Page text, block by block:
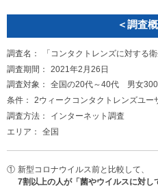
＜調査
調査名：
「コンタクトレンズに対する
調査期間：
2021年2月26日
調査対象：
全国の20代～40代 男女300
条件：
2ウィークコンタクトレンズユー
調査方法：
インターネット調査
エリア：
全国
① 新型コロナウイルス前と比較して、
7割以上の人が「菌やウイルスに対し